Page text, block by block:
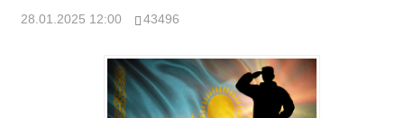
28.01.2025 12:00 43496